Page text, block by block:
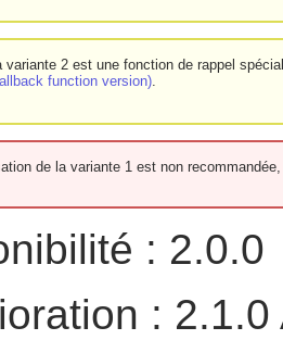
variante 2 est une fonction de rappel
function version).
de la variante 1 est non
: 2.0.0
: